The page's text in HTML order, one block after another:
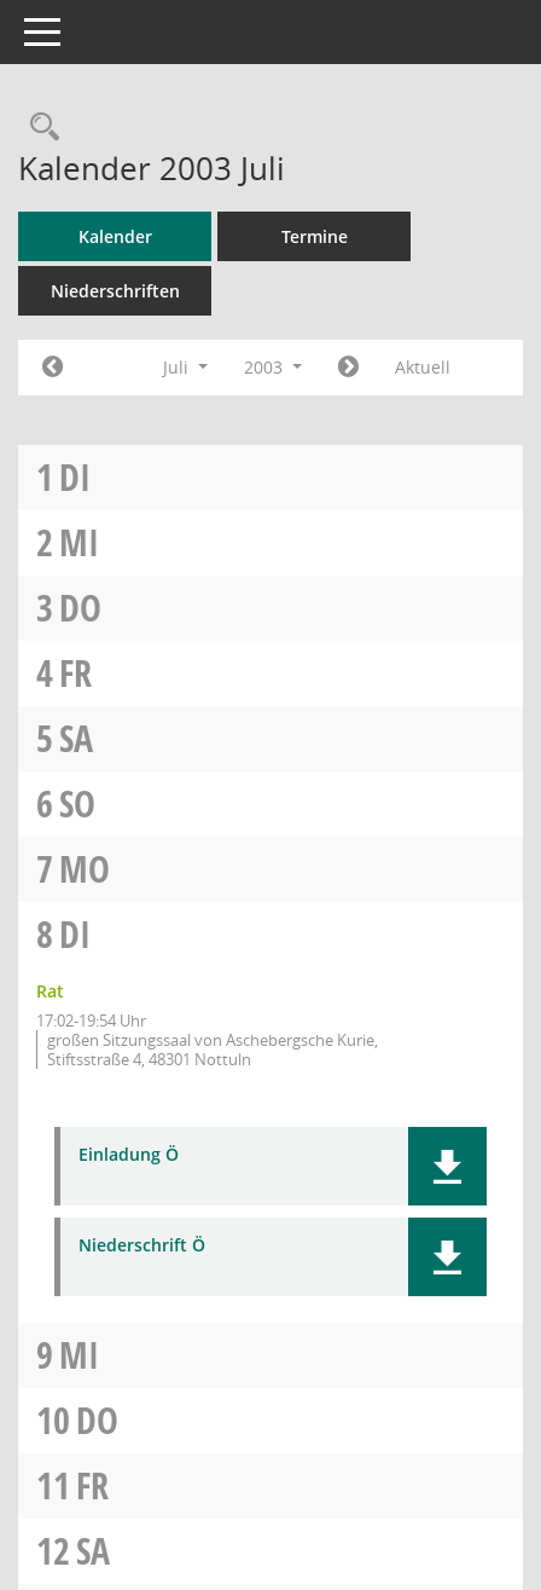
Toggle navigation
Rechercheauswahl
Kalender 2003 Juli
Kalender Termine
Niederschriften
Juli 2003 Aktuell
1 DI
2MI
3DO
4FR
5SA
6SO
7MO
8DI
Rat
17:02-19:54 Uhr
großen Sitzungssaal von Aschebergsche Kurie,
Stiftsstraße 4, 48301 Nottuln
Einladung Ö
Niederschrift Ö
9MI
10DO
11 FR
12SA